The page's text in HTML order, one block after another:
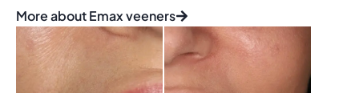
More about Emax veeners